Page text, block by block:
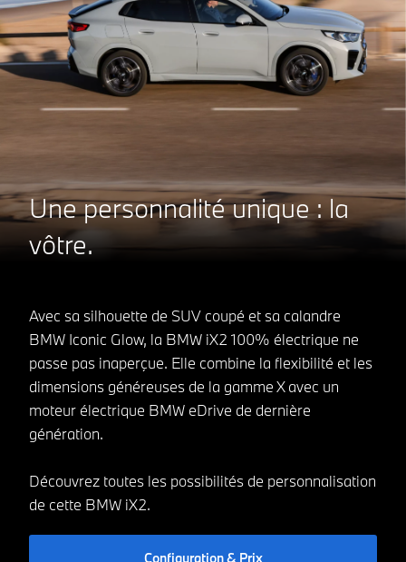
Une personnalité unique : la
vôtre.
Avec sa silhouette de SUV coupé et sa calandre
BMW Iconic Glow, la BMW iX2 100% électrique ne
passe pas inaperçue. Elle combine la flexibilité et les
dimensions généreuses de la gamme X avec un
moteur électrique BMW eDrive de dernière
génération.
Découvrez toutes les possibilités de personnalisation
de cette BMW iX2.
Configuration & Prix